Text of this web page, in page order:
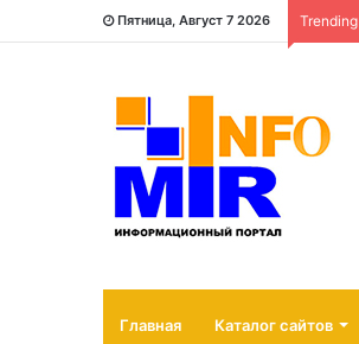
Пятница, Август 7 2026 Trending
Главная Каталог сайтов